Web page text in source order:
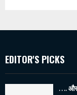
EDITOR'S PICKS
…. और